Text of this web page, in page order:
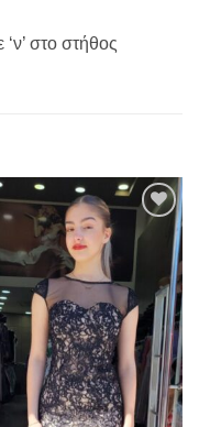
στο στήθος
Προσθήκη
αγαπημένα